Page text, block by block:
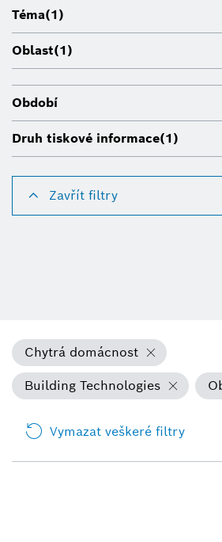
Téma(1)
Oblast(1)
Období
Druh tiskové informace(1)
Zavřít filtry
Chytrá domácnost
Building Technologies
Vymazat veškeré filtry